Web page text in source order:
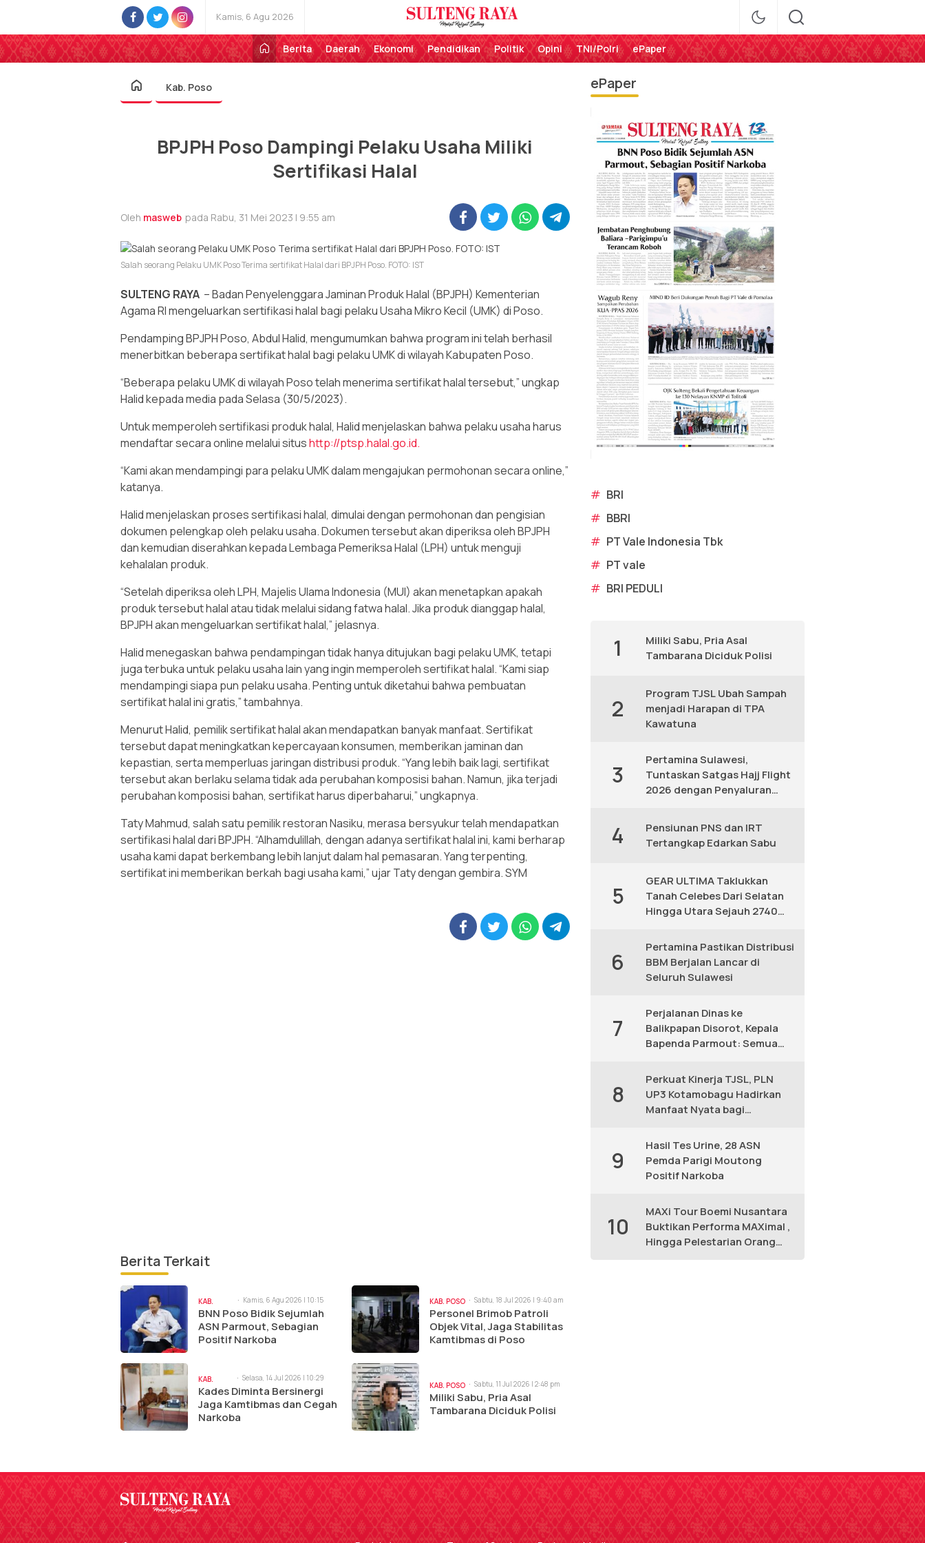
Kamis, 6 Agu 2026
Sulteng Raya
Perekat Rakyat Sulteng
Berita
Daerah Ekonomi Pendidikan Politik Opini TNI/Polri ePaper
Kab. Poso
BPJPH Poso Dampingi Pelaku Usaha Miliki
Sertifikasi Halal
Oleh masweb pada Rabu, 31 Mei 2023 | 9:55 am
Salah seorang Pelaku UMK Poso Terima sertifikat Halal dari BPJPH Poso. FOTO: IST
SULTENG RAYA – Badan Penyelenggara Jaminan Produk Halal (BPJPH) Kementerian
Agama RI mengeluarkan sertifikasi halal bagi pelaku Usaha Mikro Kecil (UMK) di Poso.
Pendamping BPJPH Poso, Abdul Halid, mengumumkan bahwa program ini telah berhasil
menerbitkan beberapa sertifikat halal bagi pelaku UMK di wilayah Kabupaten Poso.
“Beberapa pelaku UMK di wilayah Poso telah menerima sertifikat halal tersebut,” ungkap
Halid kepada media pada Selasa (30/5/2023).
Untuk memperoleh sertifikasi produk halal, Halid menjelaskan bahwa pelaku usaha harus
mendaftar secara online melalui situshttp://ptsp.halal.go.id.
“Kami akan mendampingi para pelaku UMK dalam mengajukan permohonan secara online,”
katanya.
Halid menjelaskan proses sertifikasi halal, dimulai dengan permohonan dan pengisian
dokumen pelengkap oleh pelaku usaha. Dokumen tersebut akan diperiksa oleh BPJPH
dan kemudian diserahkan kepada Lembaga Pemeriksa Halal (LPH) untuk menguji
kehalalan produk.
“Setelah diperiksa oleh LPH, Majelis Ulama Indonesia (MUI) akan menetapkan apakah
produk tersebut halal atau tidak melalui sidang fatwa halal. Jika produk dianggap halal,
BPJPH akan mengeluarkan sertifikat halal,” jelasnya.
Halid menegaskan bahwa pendampingan tidak hanya ditujukan bagi pelaku UMK, tetapi
juga terbuka untuk pelaku usaha lain yang ingin memperoleh sertifikat halal. “Kami siap
mendampingi siapa pun pelaku usaha. Penting untuk diketahui bahwa pembuatan
sertifikat halal ini gratis,” tambahnya.
Menurut Halid, pemilik sertifikat halal akan mendapatkan banyak manfaat. Sertifikat
tersebut dapat meningkatkan kepercayaan konsumen, memberikan jaminan dan
kepastian, serta memperluas jaringan distribusi produk. “Yang lebih baik lagi, sertifikat
tersebut akan berlaku selama tidak ada perubahan komposisi bahan. Namun, jika terjadi
perubahan komposisi bahan, sertifikat harus diperbaharui,” ungkapnya.
Taty Mahmud, salah satu pemilik restoran Nasiku, merasa bersyukur telah mendapatkan
sertifikasi halal dari BPJPH. “Alhamdulillah, dengan adanya sertifikat halal ini, kami berharap
usaha kami dapat berkembang lebih lanjut dalam hal pemasaran. Yang terpenting,
sertifikat ini memberikan berkah bagi usaha kami,” ujar Taty dengan gembira. SYM
Berita Terkait
KAB.
POSO
Kamis, 6 Agu 2026 | 10:15
am
BNN Poso Bidik Sejumlah
ASN Parmout, Sebagian
Positif Narkoba
KAB. POSO Sabtu, 18 Jul 2026 | 9:40 am
Personel Brimob Patroli
Objek Vital, Jaga Stabilitas
Kamtibmas di Poso
KAB.
POSO
Selasa, 14 Jul 2026 | 10:29
am
Kades Diminta Bersinergi
Jaga Kamtibmas dan Cegah
Narkoba
KAB. POSO Sabtu, 11 Jul 2026 | 2:48 pm
Miliki Sabu, Pria Asal
Tambarana Diciduk Polisi
ePaper
# BRI
# BBRI
# PT Vale Indonesia Tbk
# PT vale
# BRI PEDULI
1
Miliki Sabu, Pria Asal
Tambarana Diciduk Polisi
2
Program TJSL Ubah Sampah
menjadi Harapan di TPA
Kawatuna
3
Pertamina Sulawesi,
Tuntaskan Satgas Hajj Flight
2026 dengan Penyaluran
4
Pensiunan PNS dan IRT
Tertangkap Edarkan Sabu
5
GEAR ULTIMA Taklukkan
Tanah Celebes Dari Selatan
Hingga Utara Sejauh 2740
6
Pertamina Pastikan Distribusi
BBM Berjalan Lancar di
Seluruh Sulawesi
7
Perjalanan Dinas ke
Balikpapan Disorot, Kepala
Bapenda Parmout: Semua
8
Perkuat Kinerja TJSL, PLN
UP3 Kotamobagu Hadirkan
Manfaat Nyata bagi
9
Hasil Tes Urine, 28 ASN
Pemda Parigi Moutong
Positif Narkoba
10
MAXi Tour Boemi Nusantara
Buktikan Performa MAXimal ,
Hingga Pelestarian Orang